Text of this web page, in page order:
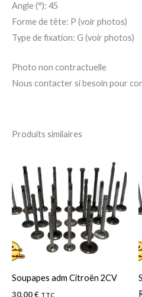
Angle (°): 45
Forme de tête: P (voir photos)
Type de fixation: G (voir photos)
Photo non contractuelle
Nous contacter si besoin pour
Produits similaires
Soupapes adm Citroën 2CV
30,00€ TTC
a
être